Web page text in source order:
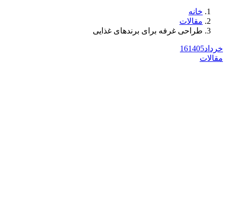
خانه
مقالات
طراحی غرفه برای برندهای غذایی
خرداد 161405
مقالات